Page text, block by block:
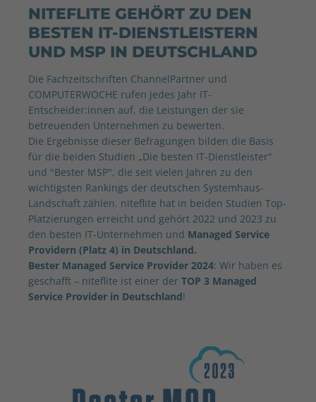
NITEFLITE GEHÖRT ZU DEN
BESTEN IT-DIENSTLEISTERN
UND MSP IN DEUTSCHLAND
Die Fachzeitschriften ChannelPartner und
COMPUTERWOCHE rufen jedes Jahr IT-
Entscheider:innen auf, die Leistungen der sie
betreuenden Unternehmen zu bewerten.
Die Ergebnisse dieser Befragungen bilden die Basis
für die beiden Studien „Die besten IT-Dienstleister“
und "Bester MSP", die seit vielen Jahren zu den
wichtigsten Rankings der deutschen Systemhaus-
Landschaft zählen. niteflite hat in beiden Studien Top-
Platzierungen erreicht und gehört 2022 und 2023 zu
den besten IT-Unternehmen und Managed Service
Providern (Platz 4) in Deutschland.
Bester Managed Service Provider 2024: Wir haben es
geschafft – niteflite ist einer der TOP 3 Managed
Service Provider in Deutschland!